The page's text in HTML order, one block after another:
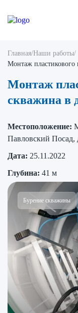
Главная/Наши работы/
Монтаж пластикового
Монтаж
скважина в
Местоположение:
Павловский Посад,
Дата: 25.11.2022
Глубина: 41 м
Бурение скважины